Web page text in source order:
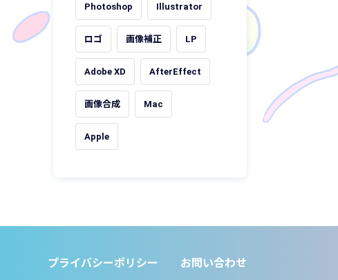
Photoshop Illustrator
ロゴ 画像補正 LP
Adobe XD AfterEffect
画像合成 Mac
Apple
プライバシーポリシー お問い合わせ